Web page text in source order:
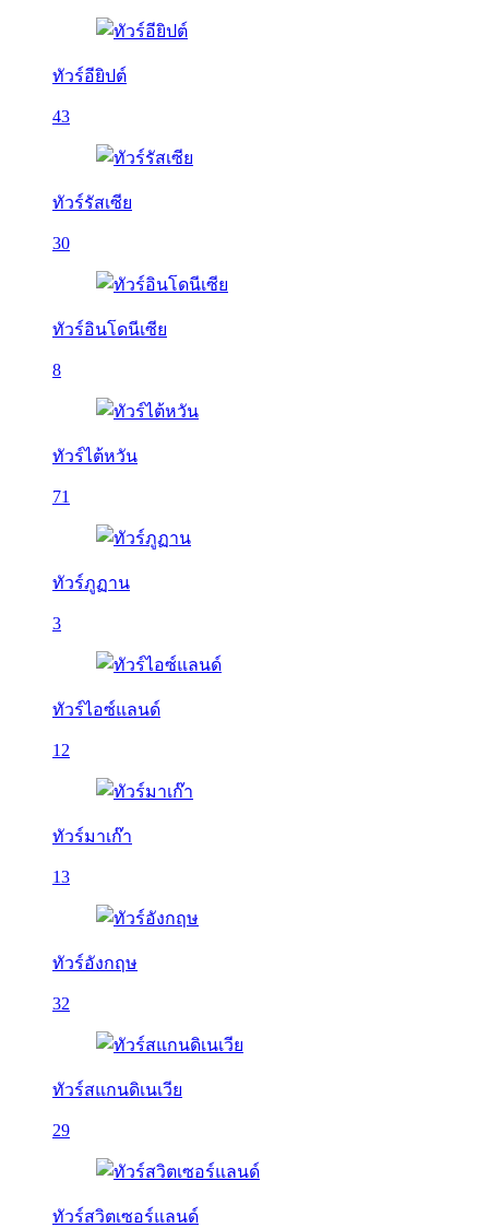
ทัวร์อียิปต์
43
ทัวร์รัสเซีย
30
ทัวร์อินโดนีเซีย
8
ทัวร์ไต้หวัน
71
ทัวร์ภูฏาน
3
ทัวร์ไอซ์แลนด์
12
ทัวร์มาเก๊า
13
ทัวร์อังกฤษ
32
ทัวร์สแกนดิเนเวีย
29
ทัวร์สวิตเซอร์แลนด์